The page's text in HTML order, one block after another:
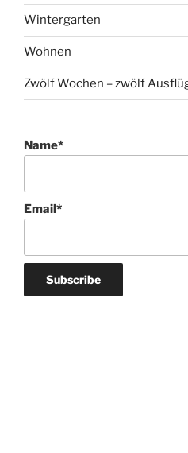
Wintergarten
Wohnen
Zwölf Wochen – zwölf
Name*
Email*